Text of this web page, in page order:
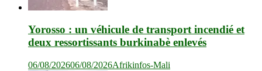
Yorosso : un véhicule de transport incendié et
deux ressortissants burkinabè enlevés
06/08/202606/08/2026Afrikinfos-Mali